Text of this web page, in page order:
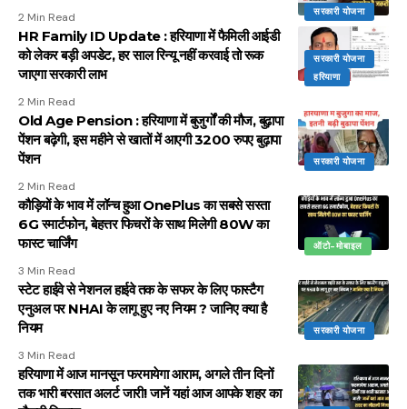
सरकारी योजना
2 Min Read
सरकारी योजना
हरियाणा
HR Family ID Update : हरियाणा में फैमिली आईडी
को लेकर बड़ी अपडेट, हर साल रिन्यू नहीं करवाई तो रूक
जाएगा सरकारी लाभ
2 Min Read
सरकारी योजना
Old Age Pension : हरियाणा में बुजुर्गों की मौज, बुढ़ापा
पेंशन बढ़ेगी, इस महीने से खातों में आएगी 3200 रुपए बुढ़ापा
पेंशन
2 Min Read
ऑटो-मोबाइल
कौड़ियों के भाव में लॉन्च हुआ OnePlus का सबसे सस्ता
6G स्मार्टफोन, बेहत्तर फिचरों के साथ मिलेगी 80W का
फास्ट चार्जिंग
3 Min Read
सरकारी योजना
स्टेट हाईवे से नेशनल हाईवे तक के सफर के लिए फास्टैग
एनुअल पर NHAI के लागू हुए नए नियम ? जानिए क्या है
नियम
3 Min Read
हरियाणा में आज मानसून फरमायेगा आराम, अगले तीन दिनों
तक भारी बरसात अलर्ट जारी! जानें यहां आज आपके शहर का